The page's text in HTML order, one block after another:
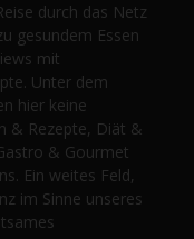
durch das Netz
gesundem Essen
mit
Unter dem
hier keine
& Rezepte, Diät &
& Gourmet
Ein weites Feld,
im Sinne unseres